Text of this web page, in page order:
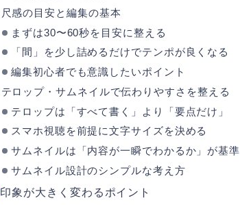
尺感の目安と編集の基本
まずは30〜60秒を目安に整える
「間」を少し詰めるだけでテンポが良くなる
編集初心者でも意識したいポイント
テロップ・サムネイルで伝わりやすさを整える
テロップは「すべて書く」より「要点だけ」
スマホ視聴を前提に文字サイズを決める
サムネイルは「内容が一瞬でわかるか」が基準
サムネイル設計のシンプルな考え方
印象が大きく変わるポイント